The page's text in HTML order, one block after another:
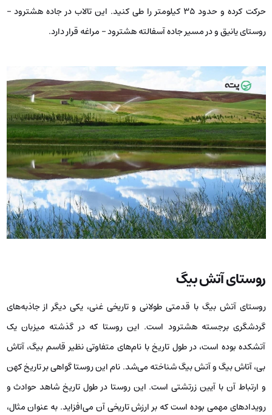
حرکت کرده و حدود ۳۵ کیلومتر را طی کنید. این تالاب در جاده هشترود –
روستای یانیق و در مسیر جاده آسفالته هشترود – مراغه قرار دارد.
روستای آتش بیگ
روستای آتش بیگ با قدمتی طولانی و تاریخی غنی، یکی دیگر از جاذبه‌های
گردشگری برجسته هشترود است. این روستا که در گذشته میزبان یک
آتشکده بوده است، در طول تاریخ با نام‌های متفاوتی نظیر قاسم بیگ، آتاش
بی، آتاش بیگ و آتش بیگ شناخته می‌شد. نام این روستا گواهی بر تاریخ کهن
و ارتباط آن با آیین زرتشتی است. این روستا در طول تاریخ شاهد حوادث و
رویدادهای مهمی بوده است که بر ارزش تاریخی آن می‌افزاید. به عنوان مثال،